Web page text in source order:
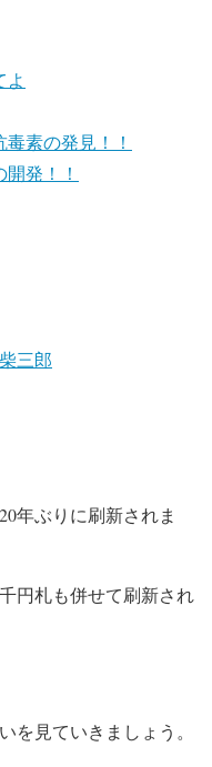
よ
素の発見！！
発！！
三郎
年ぶりに刷新されま
円札も併せて刷新され
を見ていきましょう。